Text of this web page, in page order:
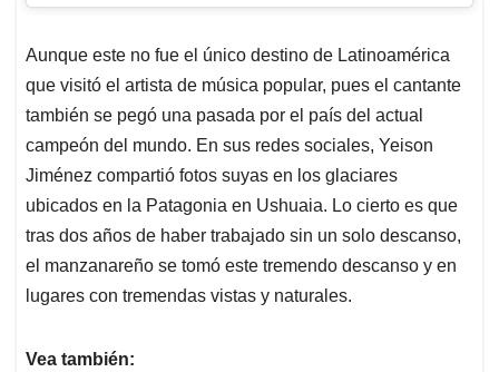
Aunque este no fue el único destino de Latinoamérica
que visitó el artista de música popular, pues el cantante
también se pegó una pasada por el país del actual
campeón del mundo. En sus redes sociales, Yeison
Jiménez compartió fotos suyas en los glaciares
ubicados en la Patagonia en Ushuaia. Lo cierto es que
tras dos años de haber trabajado sin un solo descanso,
el manzanareño se tomó este tremendo descanso y en
lugares con tremendas vistas y naturales.
Vea también: